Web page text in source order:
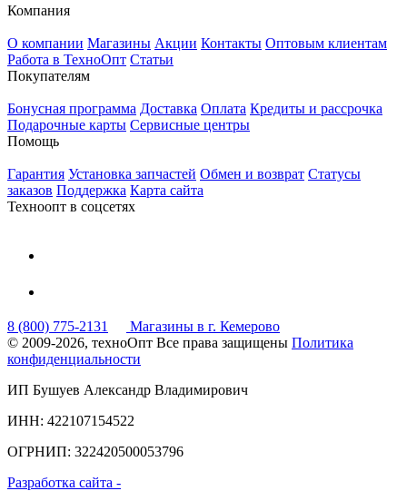
Компания
О компании Магазины Акции Контакты Оптовым клиентам
Работа в ТехноОпт Статьи
Покупателям
Бонусная программа Доставка Оплата Кредиты и рассрочка
Подарочные карты Сервисные центры
Помощь
Гарантия Установка запчастей Обмен и возврат Статусы
заказов Поддержка Карта сайта
Техноопт в соцсетях
8 (800) 775-2131
Магазины в г. Кемерово
© 2009-2026, техноОпт Все права защищены Политика
конфиденциальности
ИП Бушуев Александр Владимирович
ИНН: 422107154522
ОГРНИП: 322420500053796
Разработка сайта -